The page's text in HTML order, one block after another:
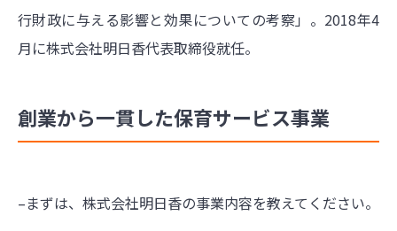
行財政に与える影響と効果についての考察」。2018年4
月に株式会社明日香代表取締役就任。
創業から一貫した保育サービス事業
–まずは、株式会社明日香の事業内容を教えてください。